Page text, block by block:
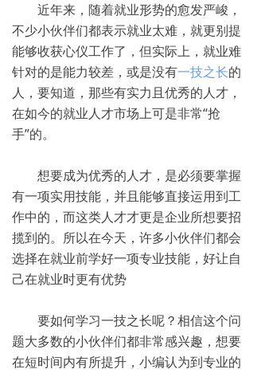
近年来，随着就业形势的愈发严峻，
不少小伙伴们都表示就业太难，就更别提
能够收获心仪工作了，但实际上，就业难
针对的是能力较差，或是没有一技之长的
人，要知道，那些有实力且优秀的人才，
在如今的就业人才市场上可是非常“抢
手”的。
想要成为优秀的人才，是必须要掌握
有一项实用技能，并且能够直接运用到工
作中的，而这类人才才更是企业所想要招
揽到的。所以在今天，许多小伙伴们都会
选择在就业前学好一项专业技能，好让自
己在就业时更有优势
要如何学习一技之长呢？相信这个问
题大多数的小伙伴们都非常感兴趣，想要
在短时间内有所提升，小编认为到专业的